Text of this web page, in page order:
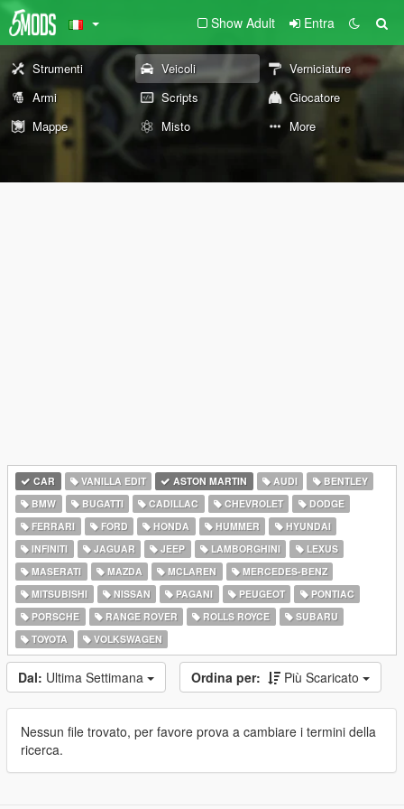
Show Adult Entra
Strumenti Veicoli
Verniciature
Armi
Scripts
Giocatore
Mappe
Misto More
CAR VANILLA EDIT ASTON MARTIN AUDI
BENTLEY
BMW
BUGATTI CADILLAC CHEVROLET
DODGE
FERRARI
FORD HONDA HUMMER
HYUNDAI
INFINITI
JAGUAR JEEP LAMBORGHINI
LEXUS
MASERATI
MAZDA MCLAREN
MERCEDES-BENZ
MITSUBISHI
NISSAN PAGANI PEUGEOT
PONTIAC
PORSCHE
RANGE ROVER ROLLS ROYCE
SUBARU
TOYOTA
VOLKSWAGEN
Dal: Ultima Settimana Ordina per: Più Scaricato
Nessun file trovato, per favore prova a cambiare i termini della
ricerca.